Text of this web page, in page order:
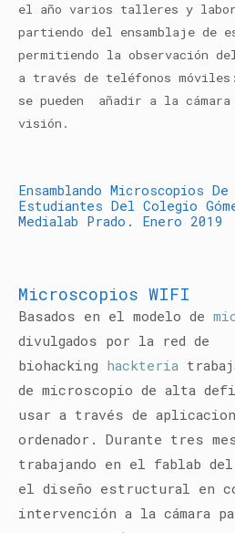
el año varios talleres y
partiendo del ensamblaje de
permitiendo la observación
a través de teléfonos
se pueden añadir a la
visión.
Ensamblando Microscopios
Estudiantes Del Colegio
Medialab Prado. Enero 2019
Microscopios WIFI
Basados en el modelo de
divulgados por la red de
biohacking hackteria
de microscopio de alta
usar a través de
ordenador. Durante tres
trabajando en el fablab del
el diseño estructural en
intervención a la cámara